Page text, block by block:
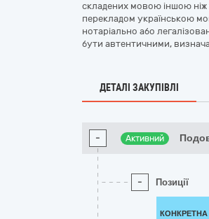
складених мовою іншою ніж
перекладом українською
нотаріально або
бути автентичними,
ДЕТАЛІ ЗАКУПІВЛІ
- Активний
- Позиції
КОНКРЕТНА